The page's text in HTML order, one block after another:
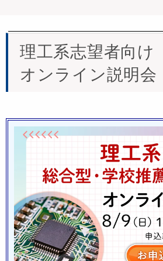
理工系志望者向け
オンライン説明会